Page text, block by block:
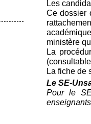
Les
Ce dossier
ministère
La
(consultable
La fiche de
Le SE-
Pour le